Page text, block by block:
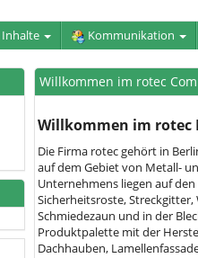
Inhalte Kommunikation
Willkommen im rotec
Willkommen im rotec
Die Firma rotec gehört in
auf dem Gebiet von Metall-
Unternehmens liegen auf
Sicherheitsroste,
Schmiedezaun und in der
Produktpalette mit der
Dachhauben,